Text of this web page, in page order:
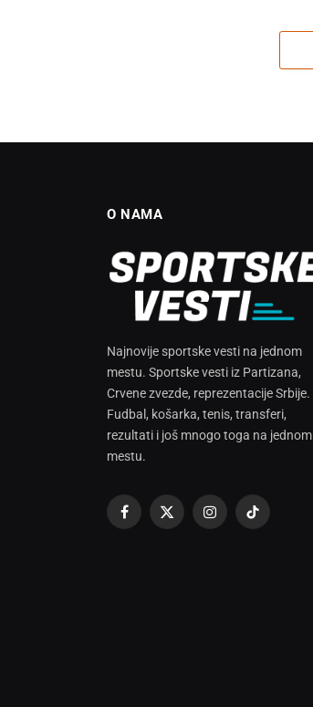
O NAMA
Najnovije sportske vesti na jednom
mestu. Sportske vesti iz Partizana,
Crvene zvezde, reprezentacije Srbije.
Fudbal, košarka, tenis, transferi,
rezultati i još mnogo toga na jednom
mestu.
Facebook
X
InstagramTikTok